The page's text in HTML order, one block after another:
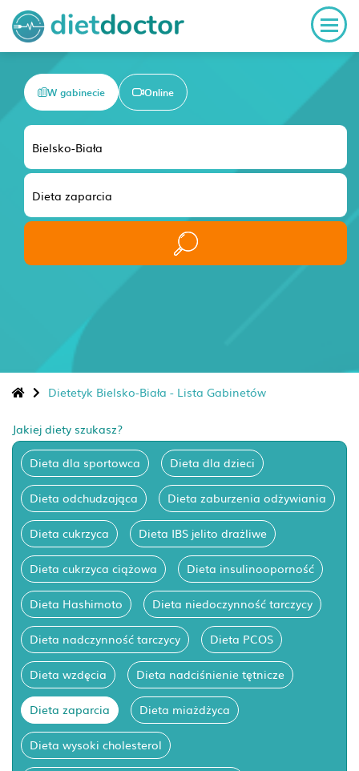
W gabinecie Online
Dietetyk Bielsko-Biała - Lista Gabinetów
Jakiej diety szukasz?
Dieta dla sportowca Dieta dla dzieci
Dieta odchudzająca Dieta zaburzenia odżywiania
Dieta cukrzyca Dieta IBS jelito drażliwe
Dieta cukrzyca ciążowa Dieta insulinooporność
Dieta Hashimoto Dieta niedoczynność tarczycy
Dieta nadczynność tarczycy Dieta PCOS
Dieta wzdęcia Dieta nadciśnienie tętnicze
Dieta zaparcia Dieta miażdżyca
Dieta wysoki cholesterol